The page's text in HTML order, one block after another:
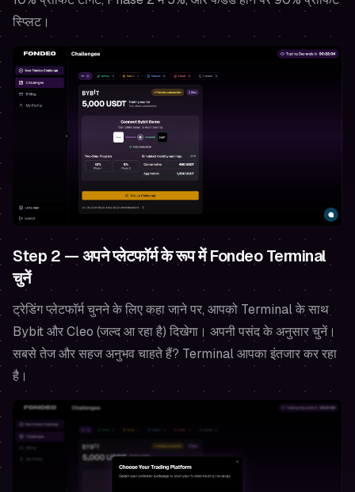
स्प्लिट।
Step 2 — अपने प्लेटफॉर्म के रूप में Fondeo Terminal
चुनें
ट्रेडिंग प्लेटफॉर्म चुनने के लिए कहा जाने पर, आपको Terminal के साथ
Bybit और Cleo (जल्द आ रहा है) दिखेगा। अपनी पसंद के अनुसार चुनें।
सबसे तेज और सहज अनुभव चाहते हैं? Terminal आपका इंतजार कर रहा
है।